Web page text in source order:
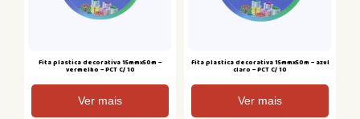
Fita plastica decorativa 15mmx50m –
vermelho – PCT C/ 10
Ver mais
Fita plastica decorativa 15mmx50m – azul
claro – PCT C/ 10
Ver mais